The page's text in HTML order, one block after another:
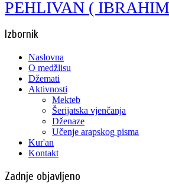
PEHLIVAN (
Izbornik
Naslovna
O medžlisu
Džemati
Aktivnosti
Mekteb
Šerijatska vjenčanja
Dženaze
Učenje arapskog pisma
Kur'an
Kontakt
Zadnje objavljeno